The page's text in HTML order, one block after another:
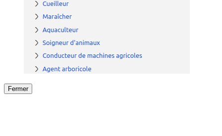
Fermer